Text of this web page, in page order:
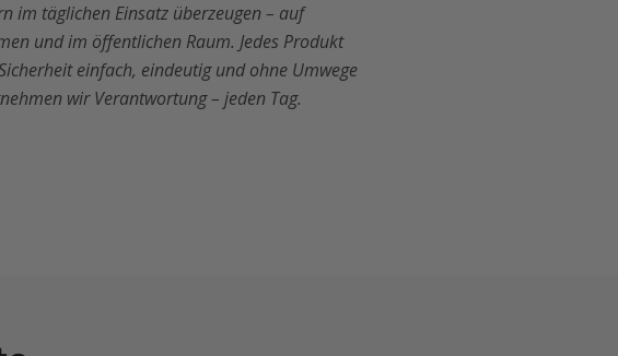
im täglichen Einsatz überzeugen – auf
und im öffentlichen Raum. Jedes Produkt
einfach, eindeutig und ohne Umwege
wir Verantwortung – jeden Tag.